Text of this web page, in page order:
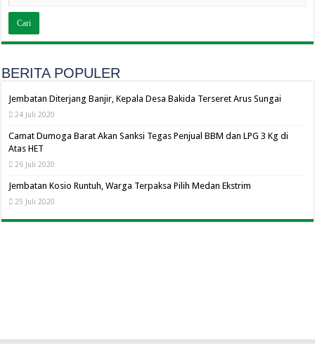
BERITA POPULER
Jembatan Diterjang Banjir, Kepala Desa Bakida Terseret Arus Sungai
24 Juli 2020
Camat Dumoga Barat Akan Sanksi Tegas Penjual BBM dan LPG 3 Kg di
Atas HET
26 Juli 2020
Jembatan Kosio Runtuh, Warga Terpaksa Pilih Medan Ekstrim
25 Juli 2020